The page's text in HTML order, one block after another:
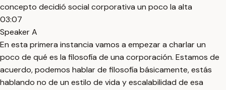
concepto decidió social corporativa un poco la alta
03:07
Speaker A
En esta primera instancia vamos a empezar a charlar un
poco de qué es la filosofía de una corporación. Estamos de
acuerdo, podemos hablar de filosofía básicamente, estás
hablando no de un estilo de vida y escalabilidad de esa